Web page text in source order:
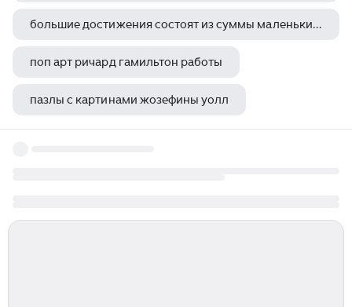
большие достижения состоят из суммы маленьких ван гог
поп арт ричард гамильтон работы
пазлы с картинами жозефины уолл